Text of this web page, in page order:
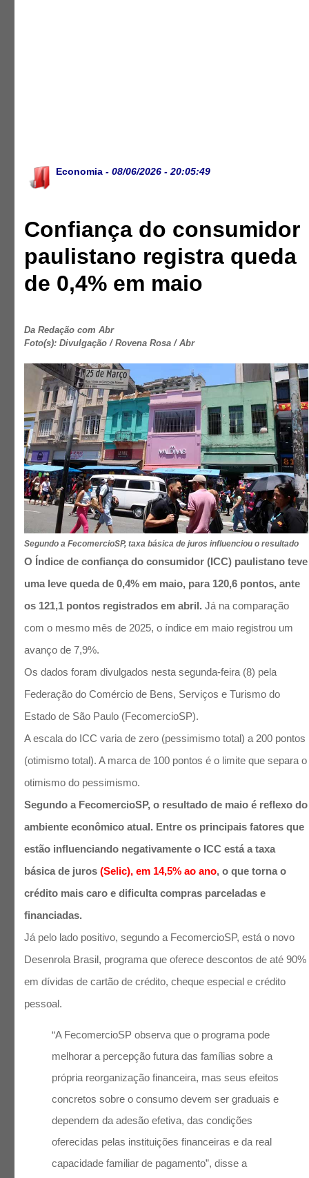
Economia - 08/06/2026 - 20:05:49
Confiança do consumidor
paulistano registra queda
de 0,4% em maio
Da Redação com Abr
Foto(s): Divulgação / Rovena Rosa / Abr
Segundo a FecomercioSP, taxa básica de juros influenciou o resultado
O Índice de confiança do consumidor (ICC) paulistano teve
uma leve queda de 0,4% em maio, para 120,6 pontos, ante
os 121,1 pontos registrados em abril.Já na comparação
com o mesmo mês de 2025, o índice em maio registrou um
avanço de 7,9%.
Os dados foram divulgados nesta segunda-feira (8) pela
Federação do Comércio de Bens, Serviços e Turismo do
Estado de São Paulo (FecomercioSP).
A escala do ICC varia de zero (pessimismo total) a 200 pontos
(otimismo total). A marca de 100 pontos é o limite que separa o
otimismo do pessimismo.
Segundo a FecomercioSP, o resultado de maio é reflexo do
ambiente econômico atual. Entre os principais fatores que
estão influenciando negativamente o ICC está a taxa
básica de juros(Selic), em 14,5% ao ano, o que torna o
crédito mais caro e dificulta compras parceladas e
financiadas.
Já pelo lado positivo, segundo a FecomercioSP, está o novo
Desenrola Brasil, programa que oferece descontos de até 90%
em dívidas de cartão de crédito, cheque especial e crédito
pessoal.
“A FecomercioSP observa que o programa pode
melhorar a percepção futura das famílias sobre a
própria reorganização financeira, mas seus efeitos
concretos sobre o consumo devem ser graduais e
dependem da adesão efetiva, das condições
oferecidas pelas instituições financeiras e da real
capacidade familiar de pagamento”, disse a